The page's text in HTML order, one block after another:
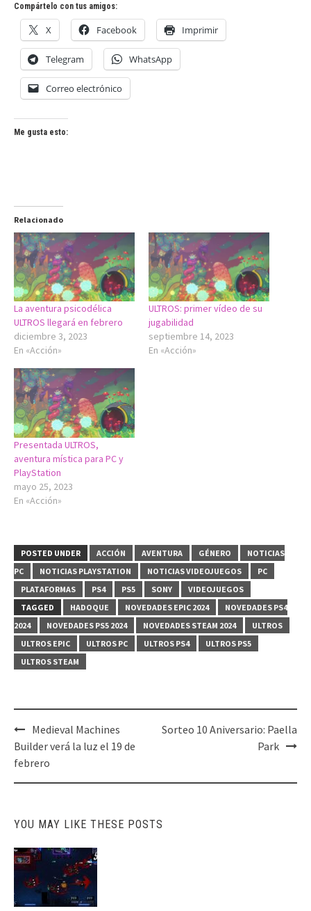
Compártelo con tus amigos:
X Facebook Imprimir
Telegram WhatsApp
Correo electrónico
Me gusta esto:
Relacionado
La aventura psicodélica
ULTROS llegará en febrero
diciembre 3, 2023
En «Acción»
ULTROS: primer vídeo de su
jugabilidad
septiembre 14, 2023
En «Acción»
Presentada ULTROS,
aventura mística para PC y
PlayStation
mayo 25, 2023
En «Acción»
POSTED UNDER ACCIÓN AVENTURA GÉNERO
NOTICIAS
PC
NOTICIAS PLAYSTATION NOTICIAS VIDEOJUEGOS
PC
PLATAFORMAS
PS4 PS5 SONY
VIDEOJUEGOS
TAGGED
HADOQUE NOVEDADES EPIC 2024
NOVEDADES PS4
2024
NOVEDADES PS5 2024 NOVEDADES STEAM 2024
ULTROS
ULTROS EPIC
ULTROS PC ULTROS PS4
ULTROS PS5
ULTROS STEAM
Post
navigation
Medieval Machines
Builder verá la luz el 19 de
febrero
Sorteo 10 Aniversario: Paella
Park
YOU MAY LIKE THESE POSTS